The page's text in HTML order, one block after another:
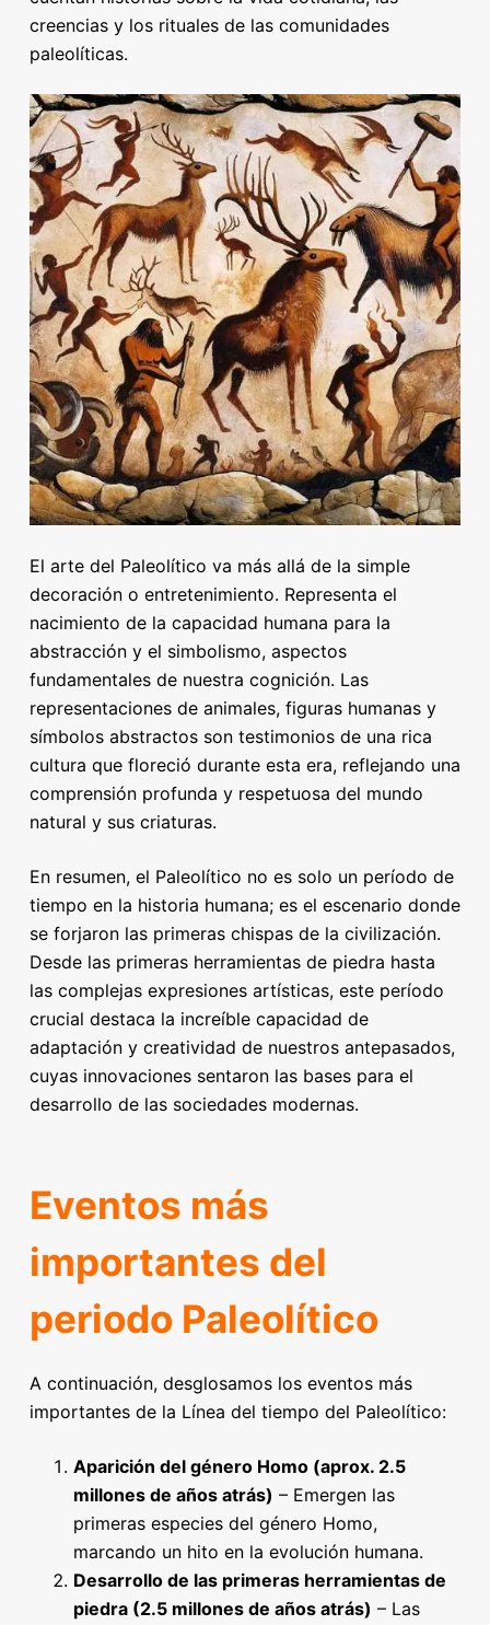
creencias y los rituales de las comunidades
paleolíticas.
El arte del Paleolítico va más allá de la simple
decoración o entretenimiento. Representa el
nacimiento de la capacidad humana para la
abstracción y el simbolismo, aspectos
fundamentales de nuestra cognición. Las
representaciones de animales, figuras humanas y
símbolos abstractos son testimonios de una rica
cultura que floreció durante esta era, reflejando una
comprensión profunda y respetuosa del mundo
natural y sus criaturas.
En resumen, el Paleolítico no es solo un período de
tiempo en la historia humana; es el escenario donde
se forjaron las primeras chispas de la civilización.
Desde las primeras herramientas de piedra hasta
las complejas expresiones artísticas, este período
crucial destaca la increíble capacidad de
adaptación y creatividad de nuestros antepasados,
cuyas innovaciones sentaron las bases para el
desarrollo de las sociedades modernas.
Eventos más
importantes del
periodo Paleolítico
A continuación, desglosamos los eventos más
importantes de la Línea del tiempo del Paleolítico:
Aparición del género Homo (aprox. 2.5
millones de años atrás) – Emergen las
primeras especies del género Homo,
marcando un hito en la evolución humana.
Desarrollo de las primeras herramientas de
piedra (2.5 millones de años atrás) – Las